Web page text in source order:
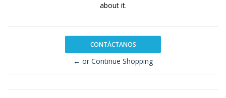
about it.
CONTÁCTANOS
← or Continue Shopping